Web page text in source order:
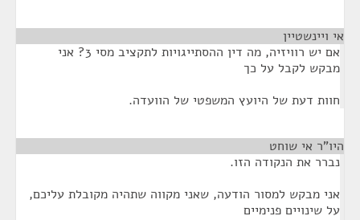
אי ויינשטיין
אם יש רוויזיה, מה דין ההסתייגויות לתקציב מסי 3? אני
מבקש לקבל על כך
חוות דעת של היועץ המשפטי של הוועדה.
היו"ר אי שוחט
נברר את הנקודה הזו.
אני מבקש למסור הודעה, שאני מקווה שתהיה מקובלת עליכם,
על שינויים פנימיים